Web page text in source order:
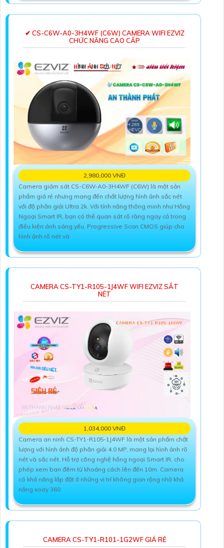
✔ CS-C6W-A0-3H4WF (C6W) CAMERA WIFI EZVIZ
CHỨC NĂNG CAO CẤP
2,980,000 VNĐ
Camera giám sát CS-C6W-A0-3H4WF (C6W) là một sản
phẩm giá rẻ nhưng mang đến chất lượng hình ảnh sắc nét
với độ phân giải Ultra 2k. Với tính năng thông minh như Hồng
Ngoại Smart IR, bạn có thể quan sát rõ ràng ngay cả trong
điều kiện ánh sáng yếu. Progressive Scan CMOS giúp cho
hình ảnh rõ nét và
CAMERA CS-TY1-R105-1J4WF WIFI EZVIZ SẮT
NÉT
1,034,000 VNĐ
Camera an ninh CS-TY1-R105-1J4WF là một sản phẩm chất
lượng với hình ảnh độ phân giải 4.0 MP, mang lại hình ảnh rõ
nét và sắc nét. Hỗ trợ công nghệ hồng ngoại Smart IR, cho
phép xem ban đêm từ khoảng cách lên đến 10m. Camera
có khả năng lắp đặt ở những vị trí không gian rộng nhờ khả
năng xoay 360
CAMERA CS-TY1-R101-1G2WF GIÁ RẺ